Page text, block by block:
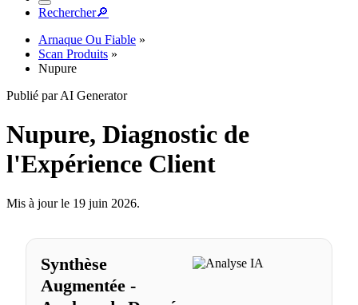
Rechercher🔎︎
Arnaque Ou Fiable »
Scan Produits »
Nupure
Publié par AI Generator
Nupure, Diagnostic de
l'Expérience Client
Mis à jour le 19 juin 2026.
Synthèse
Augmentée -